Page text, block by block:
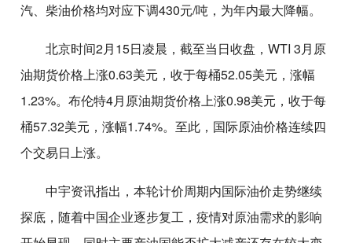
汽、柴油价格均对应下调430元/吨，为年内最大降幅。
北京时间2月15日凌晨，截至当日收盘，WTI 3月原
油期货价格上涨0.63美元，收于每桶52.05美元，涨幅
1.23%。布伦特4月原油期货价格上涨0.98美元，收于每
桶57.32美元，涨幅1.74%。至此，国际原油价格连续四
个交易日上涨。
中宇资讯指出，本轮计价周期内国际油价走势继续
探底，随着中国企业逐步复工，疫情对原油需求的影响